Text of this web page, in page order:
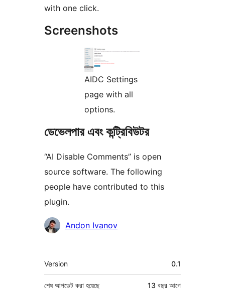
with one click.
Screenshots
AIDC Settings
page with all
options.
ডেভেলপার এবং কন্ট্রিবিউটর
“AI Disable Comments” is open
source software. The following
people have contributed to this
plugin.
কন্ট্রিবিউটরAndon Ivanov
মেটা
Version 0.1
শেষ আপডেট করা হয়েছে 13 বছর আগে